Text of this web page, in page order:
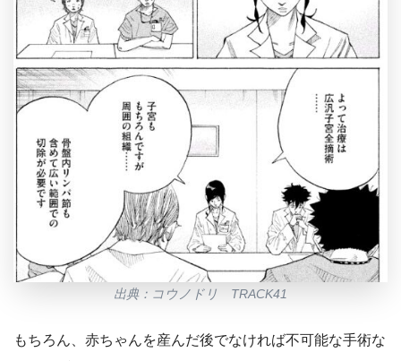
出典：コウノドリ TRACK41
もちろん、赤ちゃんを産んだ後でなければ不可能な手術な